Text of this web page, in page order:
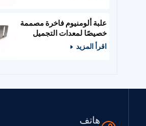
علبة ألومنيوم فاخرة مصممة
خصيصًا لمعدات التجميل
والصالونات
اقرأ المزيد
هاتف